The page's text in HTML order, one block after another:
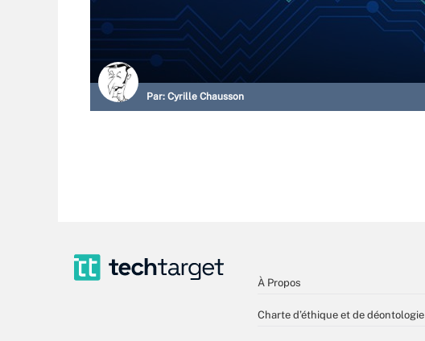
Par: Cyrille Chausson
À Propos
Charte d’éthique et de déontologie